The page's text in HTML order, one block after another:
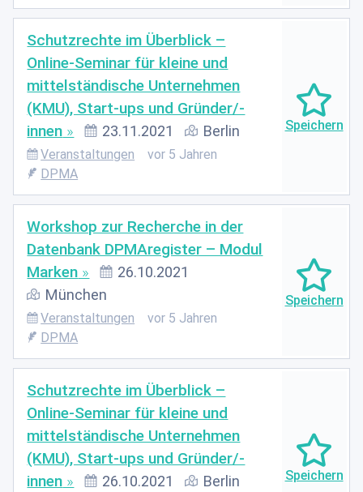
Schutzrechte im Überblick –
Online-Seminar für kleine und
mittelständische Unternehmen
(KMU), Start-ups und Gründer/-
innen
23.11.2021 Berlin
Veranstaltungen
vor 5 Jahren
DPMA
Workshop zur Recherche in der
Datenbank DPMAregister – Modul
Marken
26.10.2021
München
Veranstaltungen
vor 5 Jahren
DPMA
Schutzrechte im Überblick –
Online-Seminar für kleine und
mittelständische Unternehmen
(KMU), Start-ups und Gründer/-
innen
26.10.2021 Berlin